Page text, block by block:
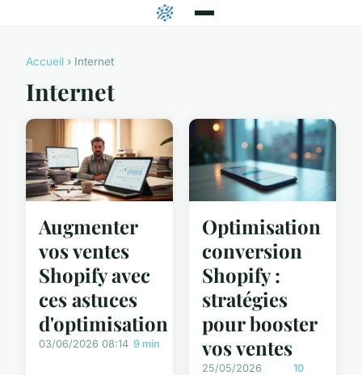
Accueil › Internet
Internet
Augmenter
vos ventes
Shopify avec
ces astuces
d'optimisation
03/06/2026 08:14 9 min
Optimisation
conversion
Shopify :
stratégies
pour booster
vos ventes
25/05/2026
10